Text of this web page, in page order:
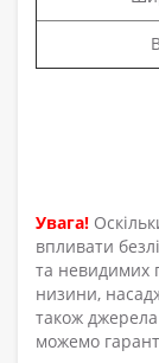
Увага!
впливати
та невидимих
низини,
також
можемо